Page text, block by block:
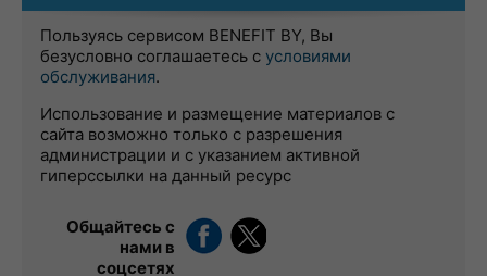
Пользуясь сервисом BENEFIT BY, Вы
безусловно соглашаетесь с условиями
обслуживания.
Использование и размещение материалов с
сайта возможно только с разрешения
администрации и с указанием активной
гиперссылки на данный ресурс
Общайтесь с
нами в
соцсетях